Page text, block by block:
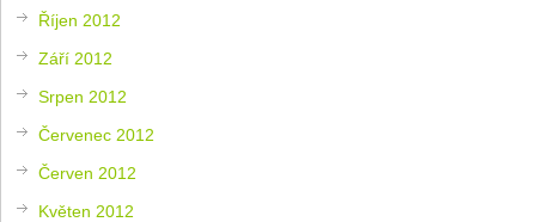
Říjen 2012
Září 2012
Srpen 2012
Červenec 2012
Červen 2012
Květen 2012